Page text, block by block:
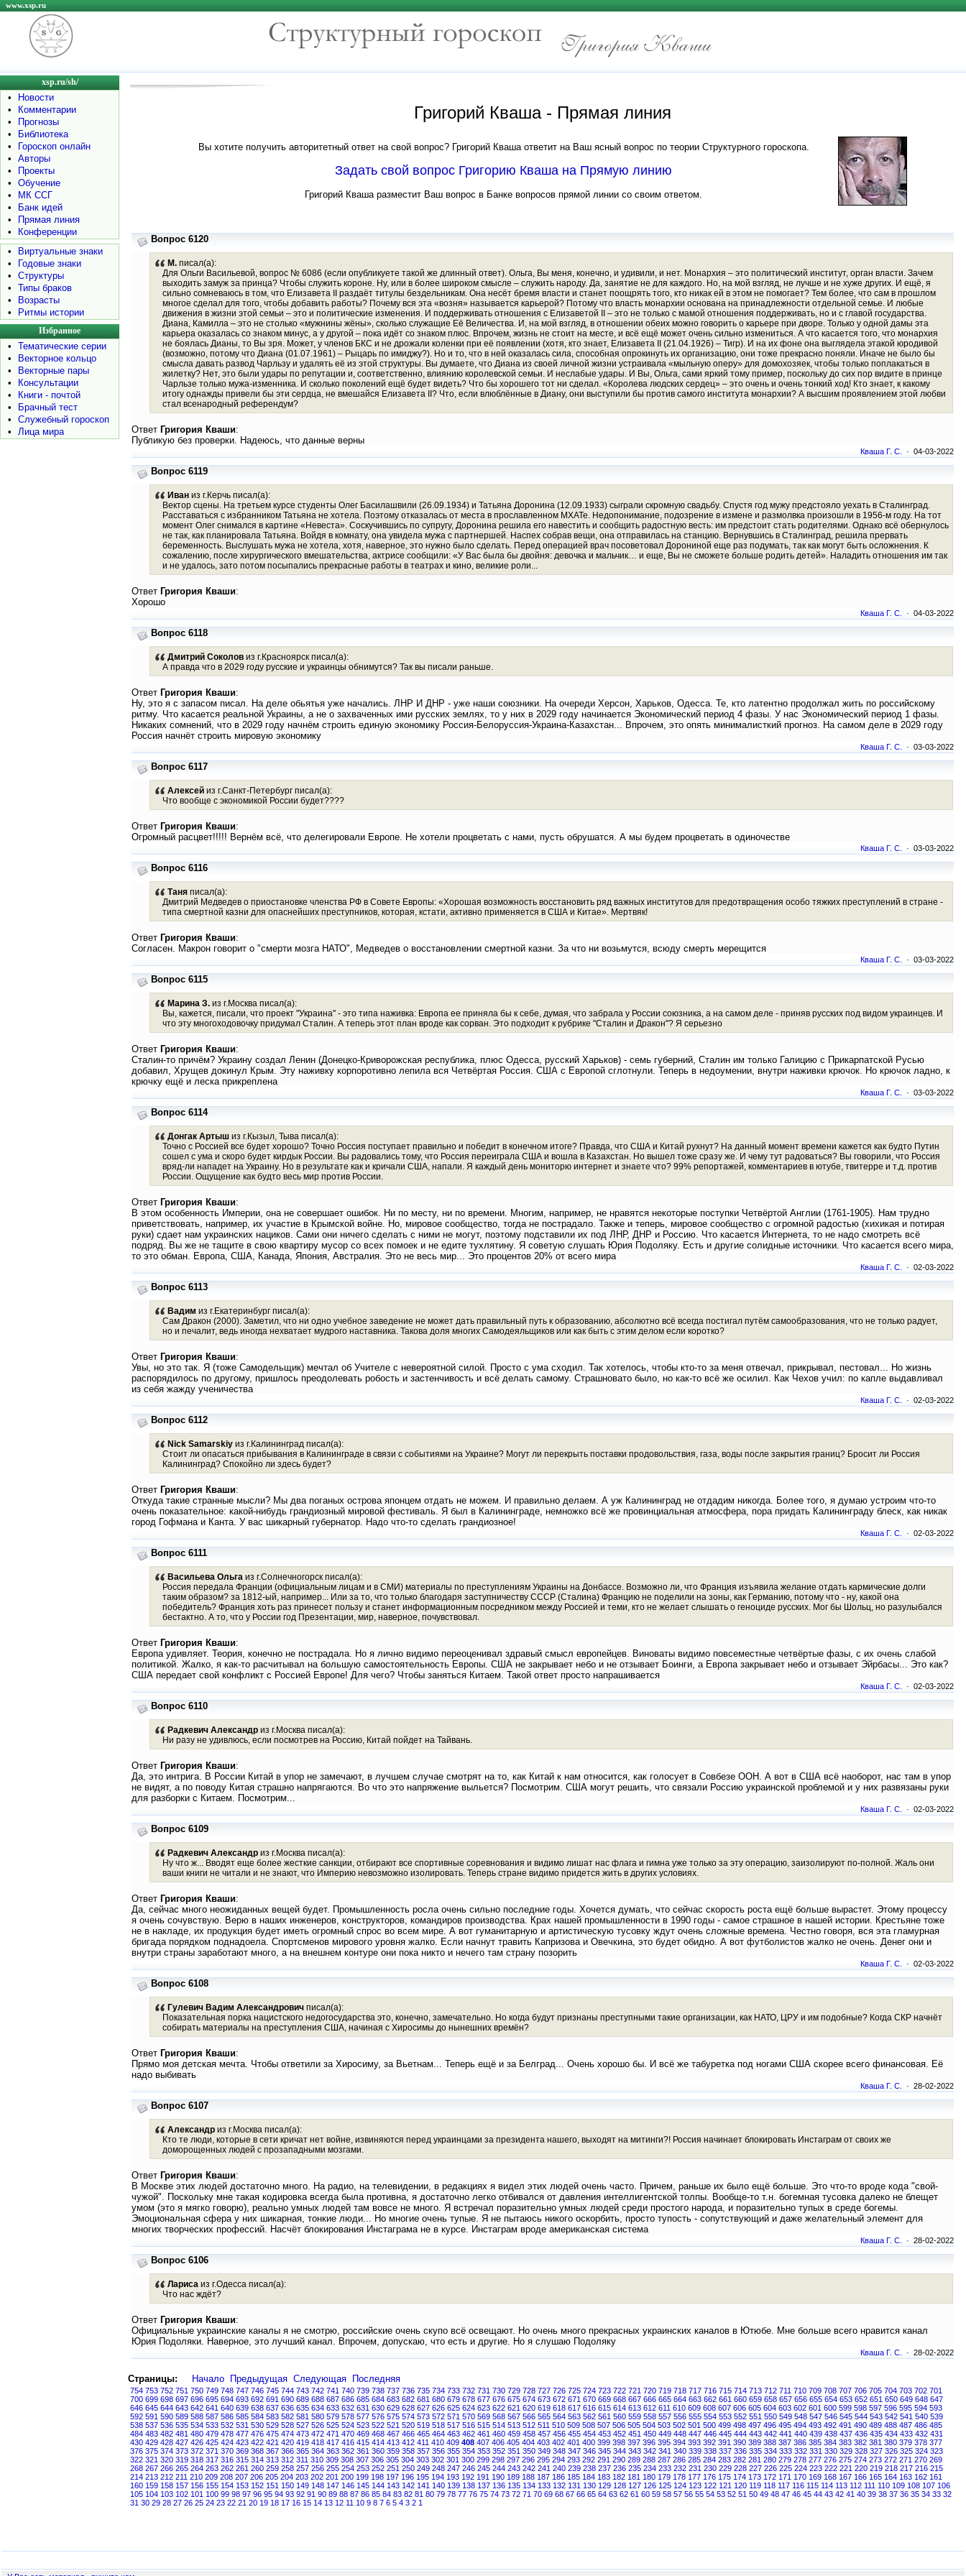
www.xsp.ru
xsp.ru/sh/
•
Новости
•
Комментарии
•
Прогнозы
•
Библиотека
•
Гороскоп онлайн
•
Авторы
•
Проекты
•
Обучение
•
МК ССГ
•
Банк идей
•
Прямая линия
•
Конференции
•
Виртуальные знаки
•
Годовые знаки
•
Структуры
•
Типы браков
•
Возрасты
•
Ритмы истории
Избранное
•
Тематические серии
•
Векторное кольцо
•
Векторные пары
•
Консультации
•
Книги - почтой
•
Брачный тест
•
Служебный гороскоп
•
Лица мира
Григорий Кваша - Прямая линия
Вы хотите получить авторитетный ответ на свой вопрос? Григорий Кваша ответит на Ваш ясный вопрос по теории Структурного гороскопа.
Задать свой вопрос Григорию Кваша на Прямую линию
Григорий Кваша разместит Ваш вопрос в Банке вопросов прямой линии со своим ответом.
Вопрос 6120
М.писал(а):
Для Ольги Васильевой, вопрос № 6086 (если опубликуете такой же длинный ответ). Ольга, Вы меня, конечно, и удивили, и нет. Монархия – это политический институт, орган власти. Зачем
выходить замуж за принца? Чтобы служить короне. Ну, или в более широком смысле – служить народу. Да, занятие не для каждого. Но, на мой взгляд, не лучше и не хуже других. И ещё, я
сильно сомневаюсь в том, что Елизавета II раздаёт титулы бездельникам. Она несёт бремя власти и станет поощрять того, кто никак ей в этом не помогает? Тем более, что сам в прошлом
многое сделал для того, чтобы добавить работы? Почему вся эта «возня» называется карьерой? Потому что власть монархии основана на принадлежности отдельной семье. И любые
движения в жизни этой семьи – это и политические изменения. И поддерживать отношения с Елизаветой II – это не только с мамой отношения поддерживать, но и с главой государства.
Диана, Камилла – это не столько «мужнины жёны», сколько служащие Её Величества. И, на мой взгляд, в отношении обеих можно говорить о карьере при дворе. Только у одной дамы эта
карьера оказалась со знаком минус, а у другой – пока идёт со знаком плюс. Впрочем, жизнь не стоит на месте, и всё ещё может очень сильно измениться. А что касается того, что монархия
не боялась Дианы, то Вы зря. Может, у членов БКС и не дрожали коленки при её появлении (хотя, кто знает, Елизавета II (21.04.1926) – Тигр). И на их фоне она выглядела этакой юродивой
(возможно, потому что Диана (01.07.1961) – Рыцарь по имиджу?). Но и то, что в ней оказалась сила, способная опрокинуть их организацию, они тоже прекрасно поняли. Иначе не было бы
смысла давать развод Чарльзу и удалять её из этой структуры. Вы думаете, что Диана из своей личной жизни устраивала «мыльную оперу» для домохозяек, чтобы только поплакаться в
жилетку? Нет, это были удары по репутации и, соответственно, влиянию королевской семьи. И неслабые удары. И Вы, Ольга, сами яркий тому пример, поскольку до сих пор видите в принце
Чарльзе только мужа-изменника. И сколько поколений ещё будет видеть? Что бы хорошего тот ни сделал. «Королева людских сердец» – это очень и очень тонкий ход! Кто знает, к какому
итогу однажды привели бы эти сердца, не вмешайся Елизавета II? Что, если влюблённые в Диану, они выступили бы против самого института монархии? А высшим проявлением этой любви
стал всенародный референдум?
Ответ Григория Кваши:
Публикую без проверки. Надеюсь, что данные верны
Кваша Г. С. · 04-03-2022
Вопрос 6119
Иваниз г.Керчь писал(а):
Вектор сцены. На третьем курсе студенты Олег Басилашвили (26.09.1934) и Татьяна Доронина (12.09.1933) сыграли скромную свадьбу. Спустя год мужу предстояло уехать в Сталинград.
Расставаться с избранником Татьяна не хотела. Поэтому отказалась от места в прославленном МХАТе. Недопонимание, подозрение в измене и размолвка произошли в 1956-м году. На тот
момент Олег снимался в картине «Невеста». Соскучившись по супругу, Доронина решила его навестить и сообщить радостную весть: им предстоит стать родителями. Однако всё обернулось
не так, как планировала Татьяна. Войдя в комнату, она увидела мужа с партнершей. Наспех собрав вещи, она отправилась на станцию. Вернувшись в Сталинград, решила прервать
беременность. Выслушать мужа не хотела, хотя, наверное, это нужно было сделать. Перед операцией врач посоветовал Дорониной еще раз подумать, так как могут быть осложнения. К
сожалению, после хирургического вмешательства, актрисе сообщили: «У Вас была бы двойня: девочка и мальчик… и еще, Вы не сможете больше родить детей». Наладить отношения им так
и не удалось, зато потом посыпались прекрасные работы в театрах и кино, великие роли...
Ответ Григория Кваши:
Хорошо
Кваша Г. С. · 04-03-2022
Вопрос 6118
Дмитрий Соколовиз г.Красноярск писал(а):
А правда что в 2029 году русские и украинцы обнимутся? Так вы писали раньше.
Ответ Григория Кваши:
Ну, это я с запасом писал. На деле обьятья уже начались. ЛНР И ДНР - уже наши союзники. На очереди Херсон, Харьков, Одесса. Те, кто латентно продолжал жить по российскому
ритму. Что касается реальной Украины, а не о захваченных ими русских землях, то у них в 2029 году начинается Экономический период 4 фазы. У нас Экономический период 1 фазы.
Никаких сомнений, что в 2029 году начнём строить единую экономику Россия-Белоруссия-Украина-Казахстан... Впрочем, это опять минималисткий прогноз. На самом деле в 2029 году
Россия начнёт строить мировую экономику
Кваша Г. С. · 03-03-2022
Вопрос 6117
Алексейиз г.Санкт-Петербург писал(а):
Что вообще с экономикой России будет????
Ответ Григория Кваши:
Огромный расцвет!!!!! Вернём всё, что делегировали Европе. Не хотели процветать с нами, пусть обрушатся. А мы будем процветать в одиночестве
Кваша Г. С. · 03-03-2022
Вопрос 6116
Таняписал(а):
Дмитрий Медведев о приостановке членства РФ в Совете Европы: «Хорошая возможность восстановить ряд важных институтов для предотвращения особо тяжких преступлений в стране -
типа смертной казни для опаснейших преступников, которая, кстати, активно применяется в США и Китае». Мертвяк!
Ответ Григория Кваши:
Согласен. Макрон говорит о "смерти мозга НАТО", Медведев о восстановлении смертной казни. За что ни возьмутся, всюду смерть мерещится
Кваша Г. С. · 03-03-2022
Вопрос 6115
Марина З.из г.Москва писал(а):
Вы, кажется, писали, что проект "Украина" - это типа наживка: Европа ее приняла бы к себе, думая, что забрала у России союзника, а на самом деле - приняв русских под видом украинцев. И
что эту многоходовочку придумал Сталин. А теперь этот план вроде как сорван. Это подходит к рубрике "Сталин и Дракон"? Я серьезно
Ответ Григория Кваши:
Сталин-то причём? Украину создал Ленин (Донецко-Криворожская республика, плюс Одесса, русский Харьков) - семь губерний, Сталин им только Галицию с Прикарпатской Русью
добавил, Хрущев докинул Крым. Эту наживку корпоротивно лепила вся Четвёртая Россия. США с Европой сглотнули. Теперь в недоумении, внутри наживки крючок. Но крючок ладно, к
крючку ещё и леска прикреплена
Кваша Г. С. · 03-03-2022
Вопрос 6114
Донгак Артышиз г.Кызыл, Тыва писал(а):
Точно с Россией все будет хорошо? Точно Россия поступает правильно и победит в конечном итоге? Правда, что США и Китай рухнут? На данный момент времени кажется как будто Путин
сошел с ума и скоро будет кирдык России. Вы радовались тому, что Россия переиграла США и вошла в Казахстан. Но вышел тоже сразу же. И чему тут радоваться? Вы говорили, что Россия
вряд-ли нападет на Украину. Но в результате как и кричали США, напали. Я каждый день мониторю интернет и знаете что? 99% репортажей, комментариев в ютубе, твитерре и т.д. против
России. Ощущение как будто весь мир против России.
Ответ Григория Кваши:
В этом особенность Империи, она не совершает ошибок. Ни по месту, ни по времени. Многим, например, не нравятся некоторые поступки Четвёртой Англии (1761-1905). Нам трудно
приветствовать, например, их участие в Крымской войне. Но, мировое сообщество, тогда не пострадало. Также и теперь, мировое сообщество с огромной радостью (хихикая и потирая
руки) сдает нам украинских нациков. Сами они ничего сделать с ними не могут, поэтому подставили их под ЛНР, ДНР и Россию. Что касается Интернета, то не надо смотреть всё
подряд. Вы же не тащите в свою квартиру мусор со всех помоек и не едите тухлятину. Я советую слушать Юрия Подоляку. Есть и другие солидные источники. Что касается всего мира,
то это обман. Европа, США, Канада, Япония, Австралия. Это не весь мир... Это процентов 20% от всего мира
Кваша Г. С. · 02-03-2022
Вопрос 6113
Вадим из г.Екатеринбург писал(а):
Сам Дракон (2000). Заметил, что ни одно учебное заведение не может дать правильный путь к образованию, абсолютно всё всегда постигал путём самообразования, что не только радует,
но и печалит, ведь иногда нехватает мудрого наставника. Такова доля многих Самодеяльщиков или как быть с этим делом если коротко?
Ответ Григория Кваши:
Увы, но это так. Я (тоже Самодельщик) мечтал об Учителе с невероятной силой. Просто с ума сходил. Так хотелось, чтобы кто-то за меня отвечал, прикрывал, пестовал... Но жизнь
распорядилось по другому, пришлось преодолевать робость и застенчивость и всё делать самому. Страшновато было, но как-то всё же осилил. Как Чехов учил: по капле выдавливал
из себя жажду ученичества
Кваша Г. С. · 02-03-2022
Вопрос 6112
Nick Samarskiyиз г.Калининград писал(а):
Стоит ли опасаться прибывания в Калининграде в связи с событиями на Украине? Могут ли перекрыть поставки продовольствия, газа, воды после закрытия границ? Бросит ли Россия
Калининград? Спокойно ли здесь будет?
Ответ Григория Кваши:
Откуда такие странные мысли? Мы два поганых острова японцем отдать не можем. И правильно делаем. А уж Калининград не отдадим никогда. Более того, я думаю устроим что-то
очень показательное: какой-нибудь грандиозный мировой фестиваль. Я был в Калининграде, немножко всё же провинциальная атмосфера, пора придать Калининграду блеск, как никак
город Гофмана и Канта. У вас шикарный губернатор. Надо что-то сделать грандиозное!
Кваша Г. С. · 02-03-2022
Вопрос 6111
Васильева Ольгаиз г.Солнечногорск писал(а):
Россия передала Франции (официальным лицам и в СМИ) материалы по преступлениям Украины на Донбассе. Возможно ли, что Франция изъявила желание отдать кармические долги
таким образом? за 1812-ый, например... Или за то, что только благодаря заступничеству СССР (Сталина) Францию не поделили на зоны, как Германию, потому что - ну, какой она
победитель? Франция хоть раз принесет пользу и станет информационным посредником между Россией и теми, кто не желает слышать о геноциде русских. Мог бы Шольц, но разулыбался
бестактно. А то, что у России год Презентации, мир, наверное, почувствовал.
Ответ Григория Кваши:
Европа удивляет. Теория, конечно не пострадала. Но я лично видимо переоценивал здравый смысл европейцев. Виноваты видимо повсеместные четвёртые фазы, с их очень слабой
политикой. Жалко, я как-то расчитывал на большую самостоятельность Европы. США не закрывает небо и не отзывает Боинги, а Европа закрывает небо и отзывает Эйрбасы... Это как?
США передает свой конфликт с Россией Европе! Для чего? Чтобы заняться Китаем. Такой ответ просто напрашивается
Кваша Г. С. · 02-03-2022
Вопрос 6110
Радкевич Александр из г.Москва писал(а):
Ни разу не удивлюсь, если посмотрев на Россию, Китай пойдет на Тайвань.
Ответ Григория Кваши:
Да, это интрига. В России Китай в упор не замечают, в лучшем случае смотрят на то, как Китай к нам относится, как голосует в Совбезе ООН. А вот в США всё наоборот, нас там в упор
не видят, а по поводу Китая страшно напрягаются. Во что это напряжение выльется? Посмотрим. США могут решить, что связали Россию украинской проблемой и у них развязаны руки
для разборки с Китаем. Посмотрим...
Кваша Г. С. · 02-03-2022
Вопрос 6109
Радкевич Александр из г.Москва писал(а):
Ну что ж... Вводят еще более жесткие санкции, отбирают все спортивные соревнования и видимо лишат нас флага и гимна уже только за эту операцию, заизолируют по-полной. Жаль они
ваши книги не читали и не знают, что Империю невозможно изолировать. Теперь стране видимо придется жить в других условиях.
Ответ Григория Кваши:
Да, сейчас много неожиданных вещей будет. Промышленность росла очень сильно последние годы. Хочется думать, что сейчас скорость роста ещё больше вырастет. Этому процессу
я очень сочувствую. Верю в наших инженеров, конструкторов, командиров производства. Крах нашей промышленности в 1990 годы - самое страшное в нашей истории. Крестьяне тоже
не в накладе, их продукция будет иметь огромный спрос во всем мире. А вот гуманитарную и артистическую тусовку ждут очень сложные времена. Честно говоря, вся эта гламурная
бригада порядком поднадоела. Спортсменов мирового уровня жалко. Если начнут травить Капризова и Овечкина, это будет обидно. А вот футболистов жалко не очень. Денег они и
внутри страны заработают много, а на внешнем контуре они пока никто и нечего там страну позорить
Кваша Г. С. · 02-03-2022
Вопрос 6108
Гулевич Вадим Александровичписал(а):
Показательная порка нацистского недогосударства это, конечно, замечательно. Но когда будут признаны преступными такие организации, как НАТО, ЦРУ и им подобные? Когда СКР начнёт
собирать материалы на преступления США, начиная с Хиросимы до нынешних времён?
Ответ Григория Кваши:
Прямо моя детская мечта. Чтобы ответили за Хиросиму, за Вьетнам... Теперь ещё и за Белград... Очень хорошо бы. И всё же табуретка под ногами США скорее всего финансовая. Её
надо выбивать
Кваша Г. С. · 28-02-2022
Вопрос 6107
Александриз г.Москва писал(а):
Кто те люди, которые в сети кричат нет войне, извиняются перед украинцами за президента нашего, выходят на митинги?! Россия начинает блокировать Инстаграм от своих же
доморощенных людей с прозападными мозгами.
Ответ Григория Кваши:
В Москве этих людей достаточно много. На радио, на телевидении, в редакциях я видел этих людей очень часто. Причем, раньше их было ещё больше. Это что-то вроде кода "свой-
чужой". Поскольку мне такая кодировка всегда была противна, я достаточно легко отбивался от давления интеллигентской толпы. Вообще-то т.н. богемная тусовка далеко не блещет
умом (это я мягко говорю), реально умных людей там вовсе не много. Я встречал поразительно умных людей среди простого народа, и поразительно тупых в среде богемы.
Эмоциональная сфера у них шикарная, тонкие люди... Но многие очень тупые. Я не пытаюсь никого оскорбить, просто тупость - сопутствующий и даже желательный элемент для
многих творческих профессий. Насчёт блокирования Инстаграма не в курсе. Инстаграм вроде американская система
Кваша Г. С. · 28-02-2022
Вопрос 6106
Ларисаиз г.Одесса писал(а):
Что нас ждёт?
Ответ Григория Кваши:
Официальные украинские каналы я не смотрю, российские очень скупо всё освещают. Но очень много прекрасных украинских каналов в Ютюбе. Мне больше всего нравится канал
Юрия Подоляки. Наверное, это лучший канал. Впрочем, допускаю, что есть и другие. Но я слушаю Подоляку
Кваша Г. С. · 28-02-2022
Страницы: Начало Предыдущая Следующая Последняя
754 753 752 751 750 749 748 747 746 745 744 743 742 741 740 739 738 737 736 735 734 733 732 731 730 729 728 727 726 725 724 723 722 721 720 719 718 717 716 715 714 713 712 711 710 709 708 707 706 705 704 703 702 701
700 699 698 697 696 695 694 693 692 691 690 689 688 687 686 685 684 683 682 681 680 679 678 677 676 675 674 673 672 671 670 669 668 667 666 665 664 663 662 661 660 659 658 657 656 655 654 653 652 651 650 649 648 647
646 645 644 643 642 641 640 639 638 637 636 635 634 633 632 631 630 629 628 627 626 625 624 623 622 621 620 619 618 617 616 615 614 613 612 611 610 609 608 607 606 605 604 603 602 601 600 599 598 597 596 595 594 593
592 591 590 589 588 587 586 585 584 583 582 581 580 579 578 577 576 575 574 573 572 571 570 569 568 567 566 565 564 563 562 561 560 559 558 557 556 555 554 553 552 551 550 549 548 547 546 545 544 543 542 541 540 539
538 537 536 535 534 533 532 531 530 529 528 527 526 525 524 523 522 521 520 519 518 517 516 515 514 513 512 511 510 509 508 507 506 505 504 503 502 501 500 499 498 497 496 495 494 493 492 491 490 489 488 487 486 485
484 483 482 481 480 479 478 477 476 475 474 473 472 471 470 469 468 467 466 465 464 463 462 461 460 459 458 457 456 455 454 453 452 451 450 449 448 447 446 445 444 443 442 441 440 439 438 437 436 435 434 433 432 431
430 429 428 427 426 425 424 423 422 421 420 419 418 417 416 415 414 413 412 411 410 409 408 407 406 405 404 403 402 401 400 399 398 397 396 395 394 393 392 391 390 389 388 387 386 385 384 383 382 381 380 379 378 377
376 375 374 373 372 371 370 369 368 367 366 365 364 363 362 361 360 359 358 357 356 355 354 353 352 351 350 349 348 347 346 345 344 343 342 341 340 339 338 337 336 335 334 333 332 331 330 329 328 327 326 325 324 323
322 321 320 319 318 317 316 315 314 313 312 311 310 309 308 307 306 305 304 303 302 301 300 299 298 297 296 295 294 293 292 291 290 289 288 287 286 285 284 283 282 281 280 279 278 277 276 275 274 273 272 271 270 269
268 267 266 265 264 263 262 261 260 259 258 257 256 255 254 253 252 251 250 249 248 247 246 245 244 243 242 241 240 239 238 237 236 235 234 233 232 231 230 229 228 227 226 225 224 223 222 221 220 219 218 217 216 215
214 213 212 211 210 209 208 207 206 205 204 203 202 201 200 199 198 197 196 195 194 193 192 191 190 189 188 187 186 185 184 183 182 181 180 179 178 177 176 175 174 173 172 171 170 169 168 167 166 165 164 163 162 161
160 159 158 157 156 155 154 153 152 151 150 149 148 147 146 145 144 143 142 141 140 139 138 137 136 135 134 133 132 131 130 129 128 127 126 125 124 123 122 121 120 119 118 117 116 115 114 113 112 111 110 109 108 107 106
105 104 103 102 101 100 99 98 97 96 95 94 93 92 91 90 89 88 87 86 85 84 83 82 81 80 79 78 77 76 75 74 73 72 71 70 69 68 67 66 65 64 63 62 61 60 59 58 57 56 55 54 53 52 51 50 49 48 47 46 45 44 43 42 41 40 39 38 37 36 35 34 33 32
31 30 29 28 27 26 25 24 23 22 21 20 19 18 17 16 15 14 13 12 11 10 9 8 7 6 5 4 3 2 1